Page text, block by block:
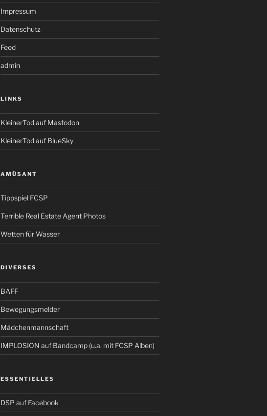
Impressum
Datenschutz
Feed
admin
LINKS
KleinerTod auf Mastodon
KleinerTod auf BlueSky
AMÜSANT
Tippspiel FCSP
Terrible Real Estate Agent Photos
Wetten für Wasser
DIVERSES
BAFF
Bewegungsmelder
Mädchenmannschaft
IMPLOSION auf Bandcamp (u.a. mit FCSP Alben)
ESSENTIELLES
DSP auf Facebook